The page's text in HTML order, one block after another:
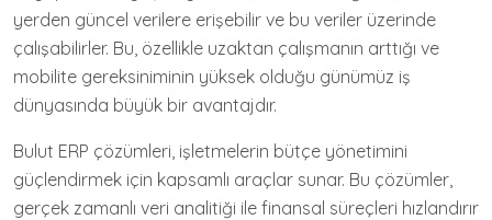
yerden güncel verilere erişebilir ve bu veriler üzerinde
çalışabilirler. Bu, özellikle uzaktan çalışmanın arttığı ve
mobilite gereksiniminin yüksek olduğu günümüz iş
dünyasında büyük bir avantajdır.
Bulut ERP çözümleri, işletmelerin bütçe yönetimini
güçlendirmek için kapsamlı araçlar sunar. Bu çözümler,
gerçek zamanlı veri analitiği ile finansal süreçleri hızlandırır